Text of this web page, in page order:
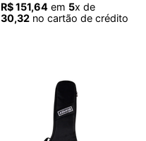
R$151,64 em 5x de
30,32 no cartão de crédito